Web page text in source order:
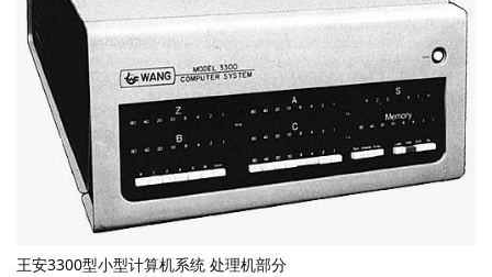
王安3300型小型计算机系统 处理机部分